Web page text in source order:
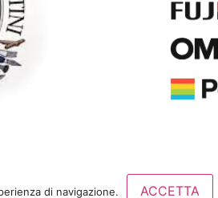
di navigazione. ACCETTA